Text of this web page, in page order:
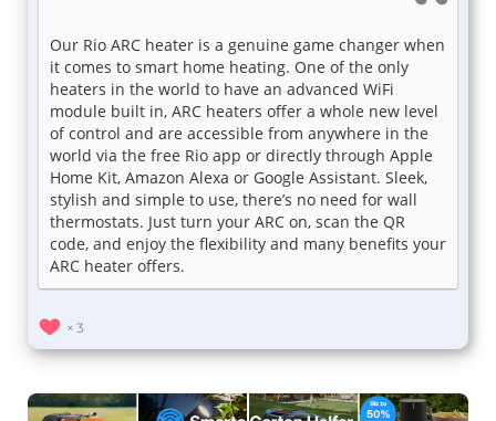
Our Rio ARC heater is a genuine game changer when
it comes to smart home heating. One of the only
heaters in the world to have an advanced WiFi
module built in, ARC heaters offer a whole new level
of control and are accessible from anywhere in the
world via the free Rio app or directly through Apple
Home Kit, Amazon Alexa or Google Assistant. Sleek,
stylish and simple to use, there’s no need for wall
thermostats. Just turn your ARC on, scan the QR
code, and enjoy the flexibility and many benefits your
ARC heater offers.
3